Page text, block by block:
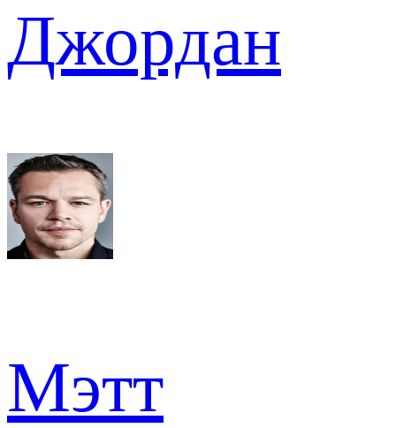
Джордан
Мэтт